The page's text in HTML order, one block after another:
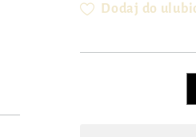
Dodaj do